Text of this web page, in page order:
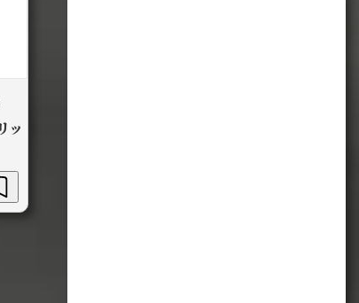
ッ